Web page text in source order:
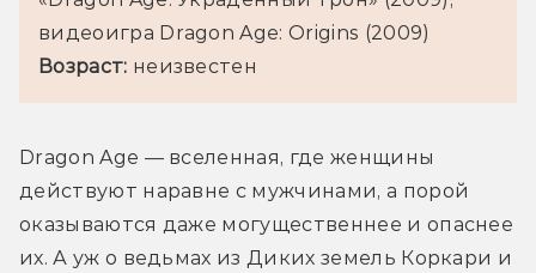
видеоигра Dragon Age: Origins (2009)
Возраст: неизвестен
Dragon Age — вселенная, где женщины
действуют наравне с мужчинами, а порой
оказываются даже могущественнее и опаснее
их. А уж о ведьмах из Диких земель Коркари и